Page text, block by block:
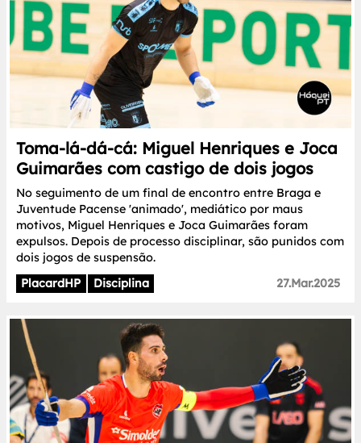
Toma-lá-dá-cá: Miguel Henriques e Joca
Guimarães com castigo de dois jogos
No seguimento de um final de encontro entre Braga e
Juventude Pacense 'animado', mediático por maus
motivos, Miguel Henriques e Joca Guimarães foram
expulsos. Depois de processo disciplinar, são punidos com
dois jogos de suspensão.
PlacardHP
Disciplina 27.Mar.2025